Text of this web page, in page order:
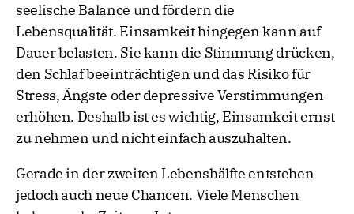
seelische Balance und fördern die
Lebensqualität. Einsamkeit hingegen kann auf
Dauer belasten. Sie kann die Stimmung drücken,
den Schlaf beeinträchtigen und das Risiko für
Stress, Ängste oder depressive Verstimmungen
erhöhen. Deshalb ist es wichtig, Einsamkeit ernst
zu nehmen und nicht einfach auszuhalten.
Gerade in der zweiten Lebenshälfte entstehen
jedoch auch neue Chancen. Viele Menschen